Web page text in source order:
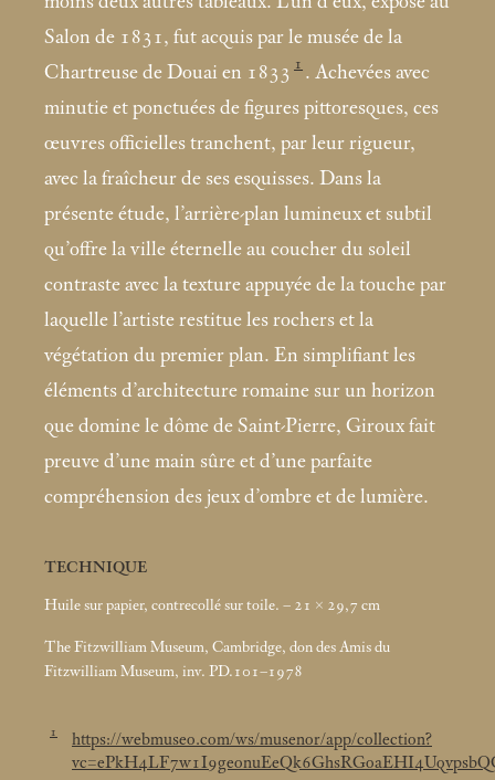
Salon de 1831, fut acquis par le musée de la
Chartreuse de Douai en 1833 1 . Achevées avec
minutie et ponctuées de figures pittoresques, ces
œuvres officielles tranchent, par leur rigueur,
avec la fraîcheur de ses esquisses. Dans la
présente étude, l’arrière-plan lumineux et subtil
qu’offre la ville éternelle au coucher du soleil
contraste avec la texture appuyée de la touche par
laquelle l’artiste restitue les rochers et la
végétation du premier plan. En simplifiant les
éléments d’architecture romaine sur un horizon
que domine le dôme de Saint-Pierre, Giroux fait
preuve d’une main sûre et d’une parfaite
compréhension des jeux d’ombre et de lumière.
TECHNIQUE
Huile sur papier, contrecollé sur toile. – 21 × 29,7 cm
The Fitzwilliam Museum, Cambridge, don des Amis du
Fitzwilliam Museum, inv. PD.101–1978
1
https://webmuseo.com/ws/musenor/app/collection?